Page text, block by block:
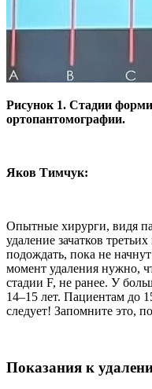
Рисунок 1. Стадии
ортопантомографии.
Яков Тимчук:
Опытные хирурги, видя
удаление зачатков
подождать, пока не
момент удаления нужно,
стадии F, не ранее. У
14–15 лет. Пациентам до
следует! Запомните это,
Показания к